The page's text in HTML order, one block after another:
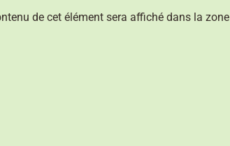
de cet élément sera affiché dans la zone